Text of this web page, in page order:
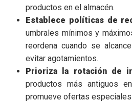
productos en el almacén.
Establece políticas de
umbrales mínimos y
reordena cuando se
evitar agotamientos.
Prioriza la rotación de
productos más antiguos
promueve ofertas